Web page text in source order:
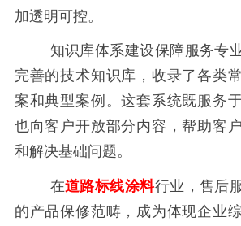
加透明可控。
知识库体系建设保障服务专业
完善的技术知识库，收录了各类
案和典型案例。这套系统既服务
也向客户开放部分内容，帮助客
和解决基础问题。
在道路标线涂料行业，售后
的产品保修范畴，成为体现企业